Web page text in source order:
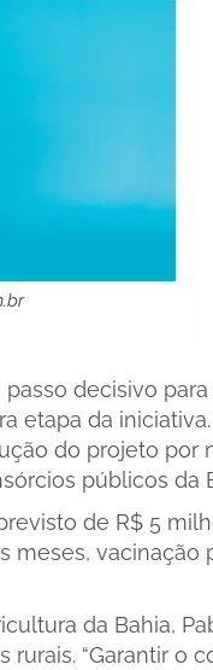
decisivo
etapa da
do projeto
públicos da
de R$ 5
meses,
da Bahia,
rurais. “Garantir o